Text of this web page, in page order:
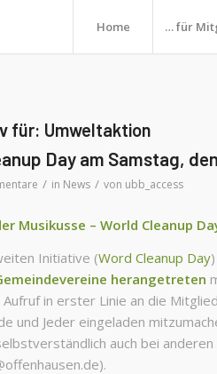
Home … für
für: Umweltaktion
Day am Samstag,
/ in News / von ubb_access
Musikusse – World Cleanup
Initiative (Word Cleanup Day
herangetreten
Aufruf in erster Linie an die
und Jeder eingeladen
auch bei